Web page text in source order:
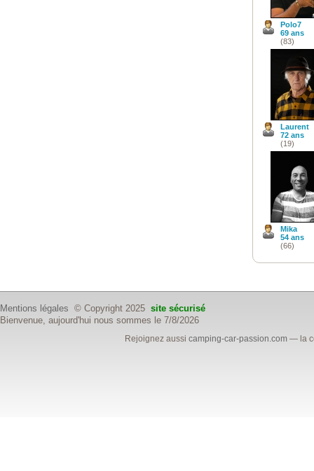
Polo7
69 ans
(83)
Laurent
72 ans
(19)
Mika
54 ans
(66)
Mentions légales © Copyright 2025 site sécurisé
Bienvenue, aujourd'hui nous sommes le 7/8/2026
Rejoignez aussicamping-car-passion.com — la